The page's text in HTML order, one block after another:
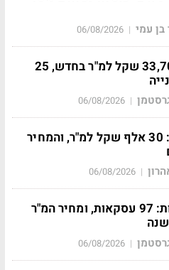
בן עמי |
06/08/2026
נווה עוז: 33,700 שקל למ"ר בחדש, 25
|
06/08/2026
כפר גנים ג': 30 אלף שקל למ"ר, והמחיר
|
06/08/2026
אם המושבות: 97 עסקאות, ומחיר המ"ר
|
06/08/2026